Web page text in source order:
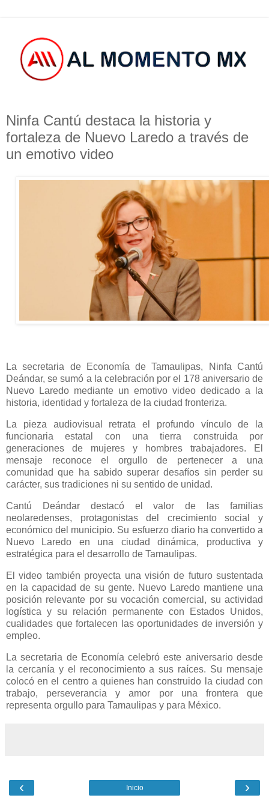
Ninfa Cantú destaca la historia y
fortaleza de Nuevo Laredo a través de
un emotivo video
La secretaria de Economía de Tamaulipas, Ninfa Cantú
Deándar, se sumó a la celebración por el 178 aniversario de
Nuevo Laredo mediante un emotivo video dedicado a la
historia, identidad y fortaleza de la ciudad fronteriza.
La pieza audiovisual retrata el profundo vínculo de la
funcionaria estatal con una tierra construida por
generaciones de mujeres y hombres trabajadores. El
mensaje reconoce el orgullo de pertenecer a una
comunidad que ha sabido superar desafíos sin perder su
carácter, sus tradiciones ni su sentido de unidad.
Cantú Deándar destacó el valor de las familias
neolaredenses, protagonistas del crecimiento social y
económico del municipio. Su esfuerzo diario ha convertido a
Nuevo Laredo en una ciudad dinámica, productiva y
estratégica para el desarrollo de Tamaulipas.
El video también proyecta una visión de futuro sustentada
en la capacidad de su gente. Nuevo Laredo mantiene una
posición relevante por su vocación comercial, su actividad
logística y su relación permanente con Estados Unidos,
cualidades que fortalecen las oportunidades de inversión y
empleo.
La secretaria de Economía celebró este aniversario desde
la cercanía y el reconocimiento a sus raíces. Su mensaje
colocó en el centro a quienes han construido la ciudad con
trabajo, perseverancia y amor por una frontera que
representa orgullo para Tamaulipas y para México.
‹ ›
Inicio